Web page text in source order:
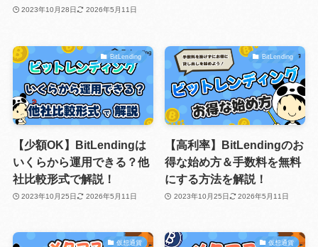
2023年10月28日 2026年5月11日
BitLending
【少額OK】BitLendingは
いくらから運用できる？他
社比較形式で解説！
2023年10月25日 2026年5月11日
BitLending
【高利率】BitLendingのお
得な始め方＆手数料を無料
にする方法を解説！
2023年10月25日 2026年5月11日
仮想通貨 仮想通貨